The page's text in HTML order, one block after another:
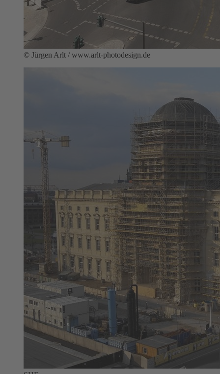
© Jürgen Arlt / www.arlt-photodesign.de